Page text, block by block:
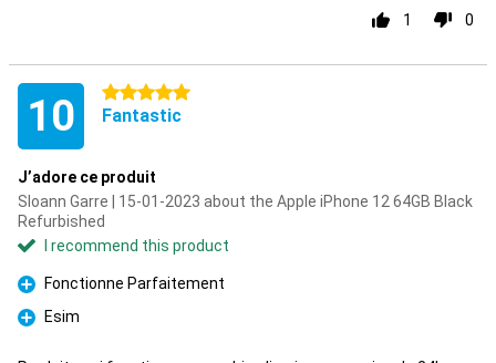
1 0
10 5 stars
Fantastic
J’adore ce produit
Sloann Garre | 15-01-2023 about the Apple iPhone 12 64GB Black
Refurbished
I recommend this product
Pro
Fonctionne Parfaitement
Pro
Esim